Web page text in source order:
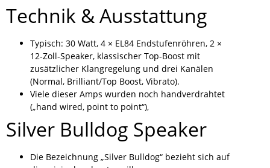
Technik & Ausstattung
Typisch: 30 Watt, 4 × EL84 Endstufenröhren, 2 ×
12‑Zoll‑Speaker, klassischer Top‑Boost mit
zusätzlicher Klangregelung und drei Kanälen
(Normal, Brilliant/Top Boost, Vibrato).
Viele dieser Amps wurden noch handverdrahtet
(„hand wired, point to point“),
Silver Bulldog Speaker
Die Bezeichnung „Silver Bulldog“ bezieht sich auf